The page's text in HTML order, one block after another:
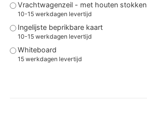
Vrachtwagenzeil - met houten stokken
10-15 werkdagen levertijd
Ingelijste beprikbare kaart
10-15 werkdagen levertijd
Whiteboard
15 werkdagen levertijd